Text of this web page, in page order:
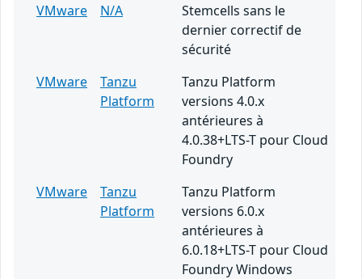
VMware
N/A
Stemcells sans le
dernier correctif de
sécurité
VMware
Tanzu
Platform
Tanzu Platform
versions 4.0.x
antérieures à
4.0.38+LTS-T pour Cloud
Foundry
VMware
Tanzu
Platform
Tanzu Platform
versions 6.0.x
antérieures à
6.0.18+LTS-T pour Cloud
Foundry Windows